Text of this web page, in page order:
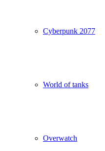
Cyberpunk 2077
World of tanks
Overwatch